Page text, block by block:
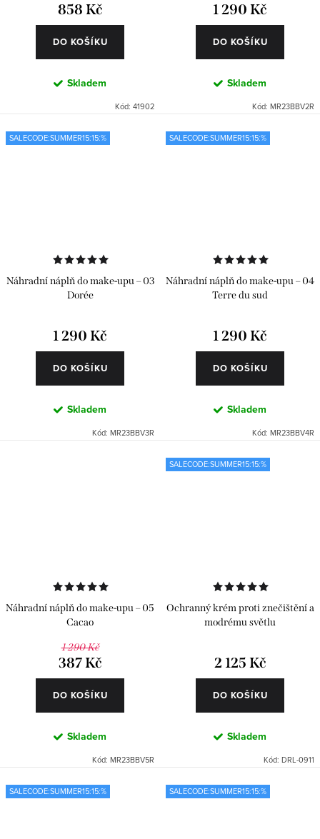
858 Kč
DO KOŠÍKU
Skladem
Kód: 41902
1 290 Kč
DO KOŠÍKU
Skladem
Kód: MR23BBV2R
SALECODE:SUMMER15:15:%
Náhradní náplň do make-upu – 03
Dorée
1 290 Kč
DO KOŠÍKU
Skladem
Kód: MR23BBV3R
SALECODE:SUMMER15:15:%
Náhradní náplň do make-upu – 04
Terre du sud
1 290 Kč
DO KOŠÍKU
Skladem
Kód: MR23BBV4R
Náhradní náplň do make-upu – 05
Cacao
1 290 Kč
387 Kč
DO KOŠÍKU
Skladem
Kód: MR23BBV5R
SALECODE:SUMMER15:15:%
Ochranný krém proti znečištění a
modrému světlu
2 125 Kč
DO KOŠÍKU
Skladem
Kód: DRL-0911
SALECODE:SUMMER15:15:% SALECODE:SUMMER15:15:%